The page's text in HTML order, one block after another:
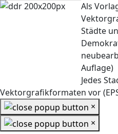
Als
Städte
Auflage)
Jedes
Vektorgrafikformaten vor
×
×